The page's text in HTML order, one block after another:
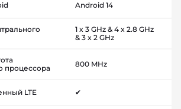
Android 14
1 x 3 GHz & 4 x 2.8 GHz
& 3 x 2 GHz
процессора
800 MHz
LTE ✔